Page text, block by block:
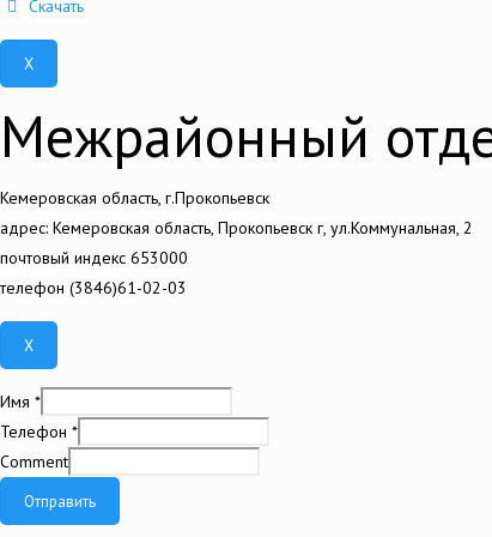
Скачать
X
Межрайонный
Кемеровская область, г.Прокопьевск
адрес: Кемеровская область, Прокопьевск г, ул.Коммунальная, 2
почтовый индекс 653000
телефон (3846)61-02-03
X
Имя *
Телефон *
Comment
Отправить